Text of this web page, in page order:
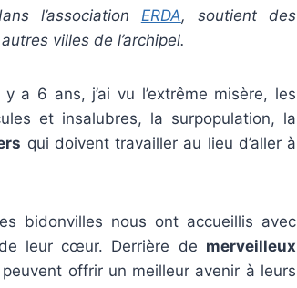
l’association ERDA, soutient des
villes de l’archipel.
y a 6 ans, j’ai vu l’extrême misère, les
et insalubres, la surpopulation, la
qui doivent travailler au lieu d’aller à
bidonvilles nous ont accueillis avec
leur cœur. Derrière de merveilleux
offrir un meilleur avenir à leurs